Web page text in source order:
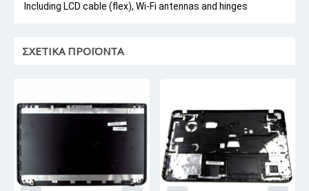
Including LCD cable (flex), Wi-Fi antennas and hinges
ΣΧΕΤΙΚΆ ΠΡΟΪΌΝΤΑ